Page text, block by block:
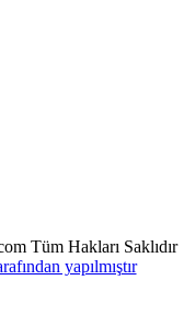
Tüm Hakları Saklıdır
yapılmıştır